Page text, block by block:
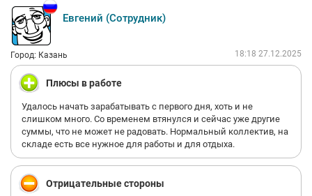
Евгений (Сотрудник)
Город: Казань 18:18 27.12.2025
Плюсы в работе
Удалось начать зарабатывать с первого дня, хоть и не
слишком много. Со временем втянулся и сейчас уже другие
суммы, что не может не радовать. Нормальный коллектив, на
складе есть все нужное для работы и для отдыха.
Отрицательные стороны